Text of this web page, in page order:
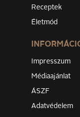
Receptek
Életmód
Impresszum
Médiaajánlat
ÁSZF
Adatvédelem